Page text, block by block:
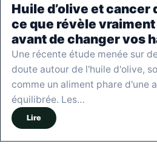
Huile d’olive et cancer
ce que révèle
avant de changer vos
Une récente étude menée sur
doute autour de l'huile d'olive,
comme un aliment phare d'une
équilibrée. Les…
Lire